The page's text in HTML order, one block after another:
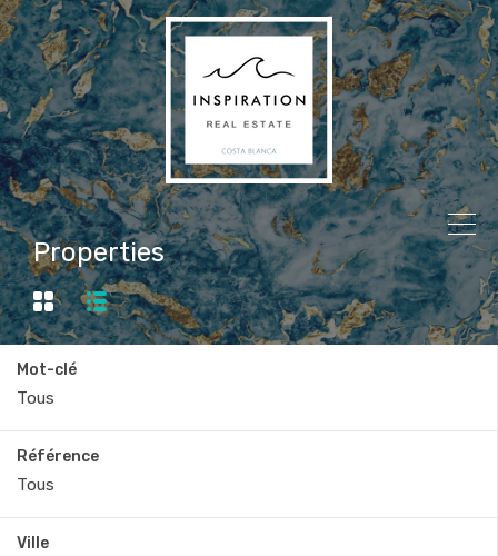
Properties
Mot-clé
Référence
Ville